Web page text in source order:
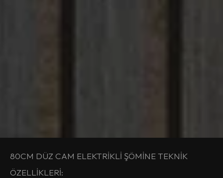
80CM DÜZ CAM ELEKTRİKLİ ŞÖMİNE TEKNİK
ÖZELLİKLERİ: